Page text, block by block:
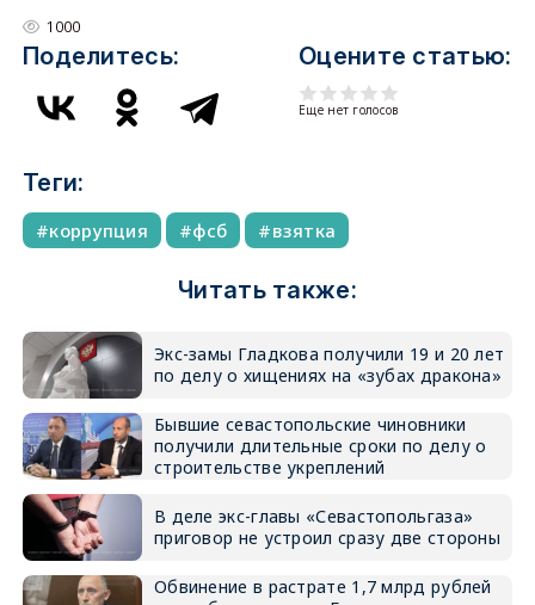
1000
Поделитесь: Оцените статью:
Еще нет голосов
Теги:
коррупция фсб взятка
Читать также:
Экс-замы Гладкова получили 19 и 20 лет
по делу о хищениях на «зубах дракона»
Бывшие севастопольские чиновники
получили длительные сроки по делу о
строительстве укреплений
В деле экс-главы «Севастопольгаза»
приговор не устроил сразу две стороны
Обвинение в растрате 1,7 млрд рублей